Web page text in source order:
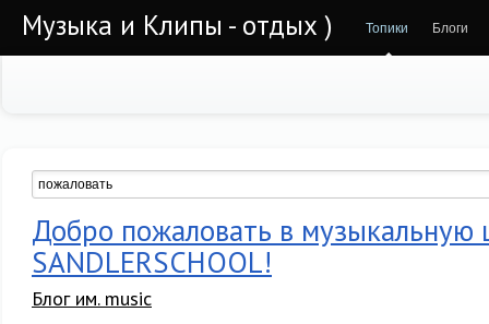
Музыка и Клипы - отдых ) Топики Блоги
Добро пожаловать в музыкальную
SANDLERSCHOOL!
Блог им. music